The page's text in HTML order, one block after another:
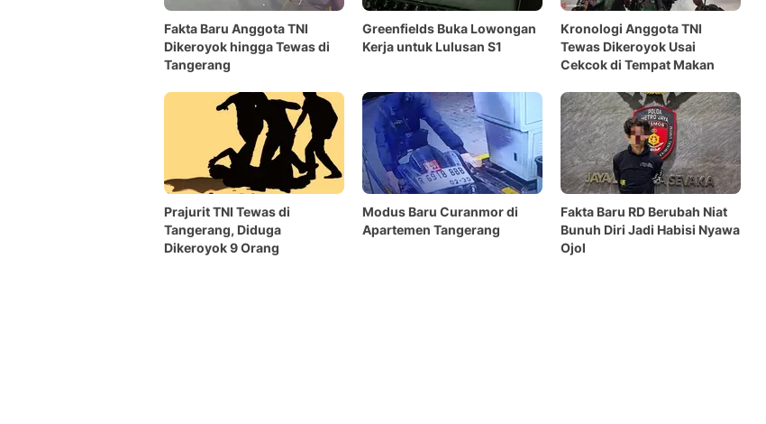
Fakta Baru Anggota TNI
Dikeroyok hingga Tewas di
Tangerang
Greenfields Buka Lowongan
Kerja untuk Lulusan S1
Kronologi Anggota TNI
Tewas Dikeroyok Usai
Cekcok di Tempat Makan
Prajurit TNI Tewas di
Tangerang, Diduga
Dikeroyok 9 Orang
Modus Baru Curanmor di
Apartemen Tangerang
Fakta Baru RD Berubah Niat
Bunuh Diri Jadi Habisi Nyawa
Ojol